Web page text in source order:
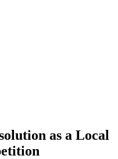
as a Local